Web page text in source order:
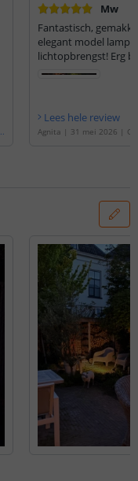
Mw
Fantastisch,
elegant model lamp
lichtopbrengst! Erg
Lees hele review
Agnita | 31 mei 2026 |